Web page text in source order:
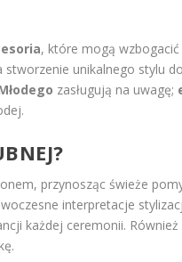
, które mogą wzbogacić
unikalnego stylu
zasługują na uwagę;
przynosząc świeże
interpretacje
każdej ceremonii. Również